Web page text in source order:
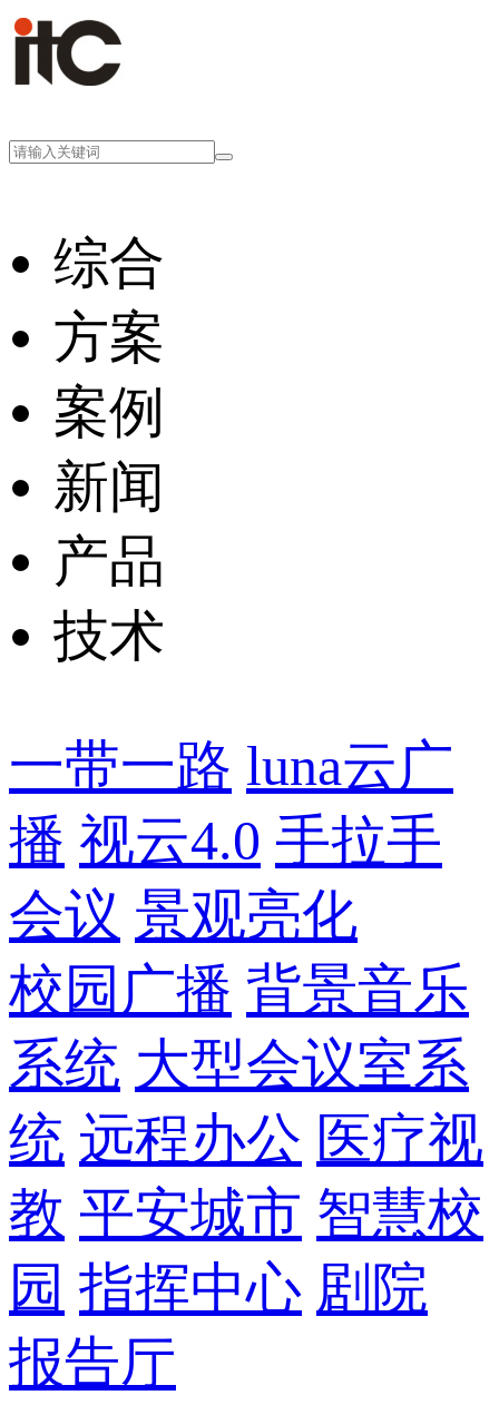
综合
方案
案例
新闻
产品
技术
一带一路 luna云广
播 视云4.0 手拉手
会议 景观亮化
校园广播 背景音乐
系统 大型会议室系
统 远程办公 医疗视
教 平安城市 智慧校
园 指挥中心 剧院
报告厅